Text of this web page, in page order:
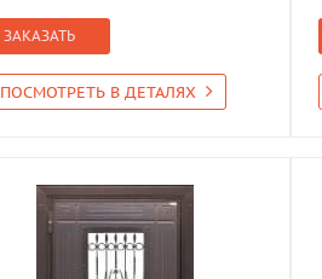
ЗАКАЗАТЬ
ПОСМОТРЕТЬ В ДЕТАЛЯХ